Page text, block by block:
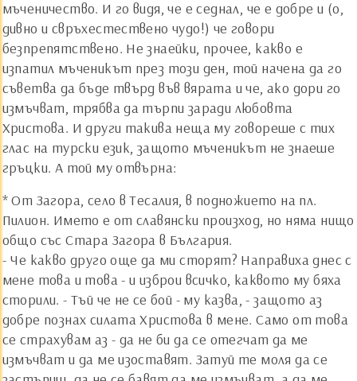
мъченичество. И го видя, че е седнал, че е добре и (о,
дивно и свръхестествено чудо!) че говори
безпрепятствено. Не знаейки, прочее, какво е
изпатил мъченикът през този ден, той начена да го
съветва да бъде твърд във вярата и че, ако дори го
измъчват, трябва да търпи заради любовта
Христова. И други такива неща му говореше с тих
глас на турски език, защото мъченикът не знаеше
гръцки. А той му отвърна:
* От Загора, село в Тесалия, в подножието на пл.
Пилион. Името е от славянски произход, но няма нищо
общо със Стара Загора в България.
- Че какво друго още да ми сторят? Направиха днес с
мене това и това - и изброи всичко, каквото му бяха
сторили. - Тъй че не се бой - му казва, - защото аз
добре познах силата Христова в мене. Само от това
се страхувам аз - да не би да се отегчат да ме
измъчват и да ме изоставят. Затуй те моля да се